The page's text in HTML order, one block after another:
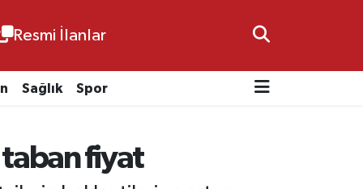
Resmi İlanlar
Sağlık Spor
fiyat